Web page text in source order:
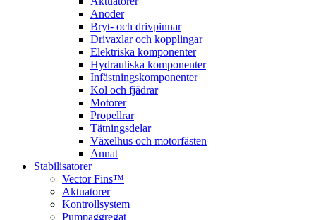
Anoder
Bryt- och drivpinnar
Drivaxlar och kopplingar
Elektriska komponenter
Hydrauliska komponenter
Infästningskomponenter
Kol och fjädrar
Motorer
Propellrar
Tätningsdelar
Växelhus och motorfästen
Annat
Stabilisatorer
Vector Fins™
Aktuatorer
Kontrollsystem
Pumpaggregat